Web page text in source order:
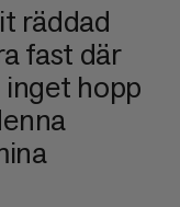
räddad
fast där
hopp